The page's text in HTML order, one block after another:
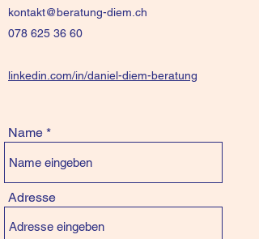
kontakt@beratung-diem.ch
078 625 36 60
linkedin.com/in/daniel-diem-beratung
Name
Adresse